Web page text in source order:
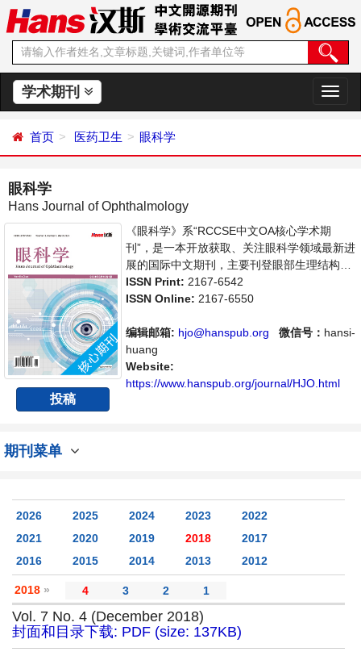
学术期刊
切
换
首页 医药卫生 眼科学
眼科学
Hans Journal of Ophthalmology
投稿
《眼科学》系“RCCSE中文OA核心学术期
刊”，是一本开放获取、关注眼科学领域最新进
展的国际中文期刊，主要刊登眼部生理结构分
析、眼部疾病的检查、病理与治疗等相关内容
的学术论文。本刊支持思想创新、学术创新，
体，旨在给世界范围内的科学家、学者、科研
人员提供一个传播、分享和讨论眼科学领域内
不同方向问题与发展的交流平台。
ISSN Print: 2167-6542
ISSN Online: 2167-6550
编辑邮箱: hjo@hanspub.org 微信号： hansi-
huang
Website:
https://www.hanspub.org/journal/HJO.html
期刊菜单
2026 2025 2024 2023
2022
2021
2020 2019 2018
2017
2016
2015 2014 2013 2012
2018 » 4 3 2 1
Vol. 7 No. 4 (December 2018)
封面和目录下载: PDF (size: 137KB)